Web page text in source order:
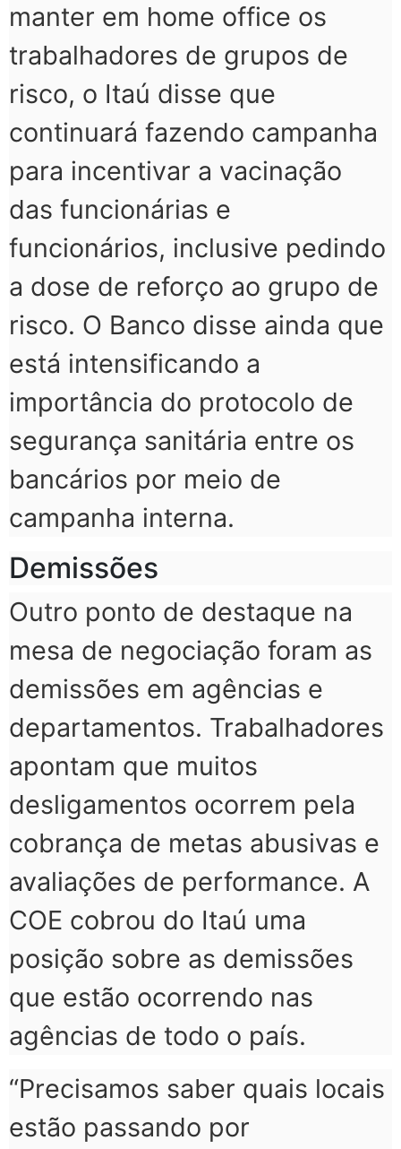
manter em home office os
trabalhadores de grupos de
risco, o Itaú disse que
continuará fazendo campanha
para incentivar a vacinação
das funcionárias e
funcionários, inclusive pedindo
a dose de reforço ao grupo de
risco. O Banco disse ainda que
está intensificando a
importância do protocolo de
segurança sanitária entre os
bancários por meio de
campanha interna.
Demissões
Outro ponto de destaque na
mesa de negociação foram as
demissões em agências e
departamentos. Trabalhadores
apontam que muitos
desligamentos ocorrem pela
cobrança de metas abusivas e
avaliações de performance. A
COE cobrou do Itaú uma
posição sobre as demissões
que estão ocorrendo nas
agências de todo o país.
“Precisamos saber quais locais
estão passando por